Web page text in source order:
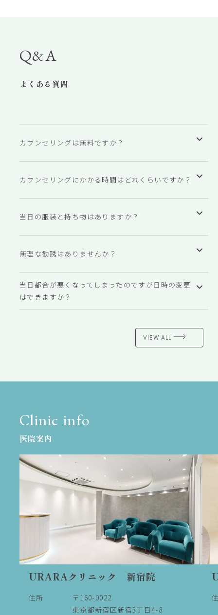
Q&A
よくある質問
カウンセリングは無料ですか？
ーがあなたのお悩みをお伺いし、最適な解決策をご提案
カウンセリングにかかる時間はどれくらいですか？
当日の服装と持ち物はありますか？
持ちください。
無理な勧誘はありませんか？
当日都合が悪くなってしまったのですが日時の変更
はできますか？
VIEW ALL
Clinic info
医院案内
URARAクリニック 新宿院
住所
〒160-0022
東京都新宿区新宿3丁目4-8